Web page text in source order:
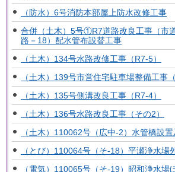
（防水）6号消防本部屋上防水改修工事
合併（土木）5号①R7道路改良工事（市
路－18）配水管布設替工事
（土木）134号水路改修工事（R7-5）
（土木）139号市営住宅駐車場整備工事
（土木）135号側溝改良工事（R7-4）
（土木）136号水路改良工事（その2）
（土木）110062号（広中-2）水管橋設
（とび）110064号（そ-18）平瀬浄水場
（電気）110065号（そ-19）昭和浄水場